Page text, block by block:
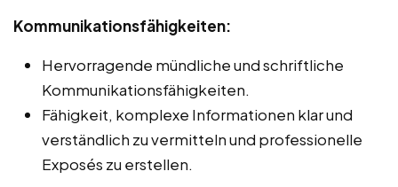
Kommunikationsfähigkeiten:
Hervorragende mündliche und schriftliche
Kommunikationsfähigkeiten.
Fähigkeit, komplexe Informationen klar und
verständlich zu vermitteln und professionelle
Exposés zu erstellen.